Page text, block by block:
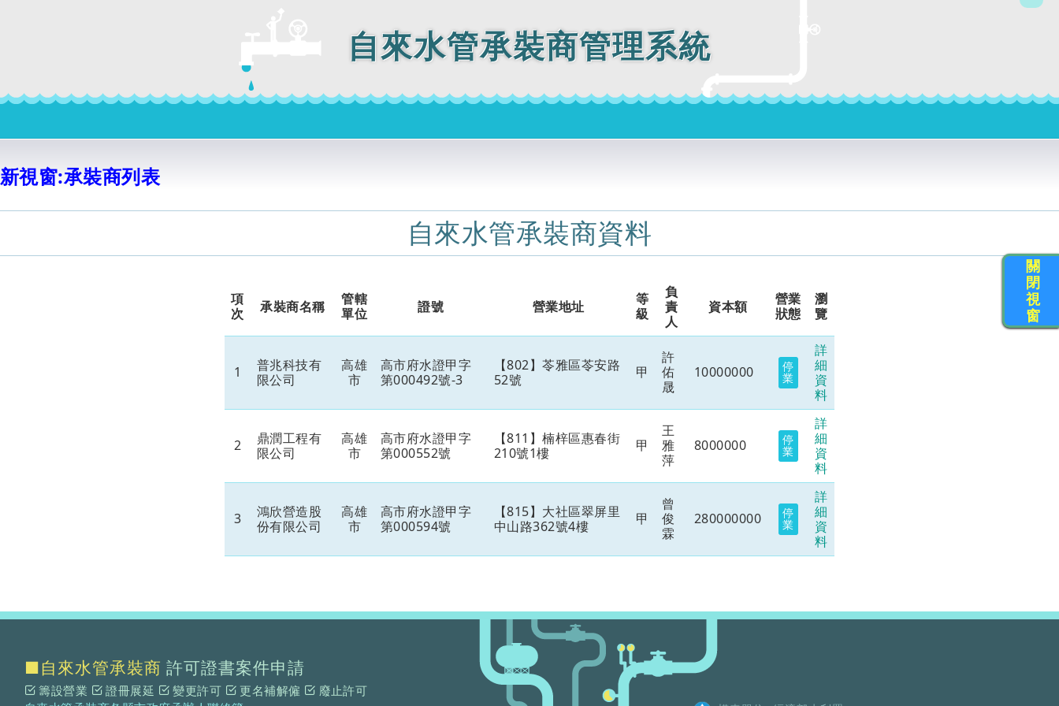
自來水管承裝商管理系統
新視窗:承裝商列表
自來水管承裝商資料
項
次
承裝商名稱
管轄
單位
證號 營業地址
等
級
負
責
人
資本額
營業
狀態
瀏
覽
1
普兆科技有
限公司
高雄
市
高市府水證甲字
第000492號-3
【802】苓雅區苓安路
52號
甲
許
佑
晟
10000000 停
業
詳
細
資
料
2
鼎潤工程有
限公司
高雄
市
高市府水證甲字
第000552號
【811】楠梓區惠春街
210號1樓
甲
王
雅
萍
8000000 停
業
詳
細
資
料
3
鴻欣營造股
份有限公司
高雄
市
高市府水證甲字
第000594號
【815】大社區翠屏里
中山路362號4樓
甲
曾
俊
霖
280000000 停
業
詳
細
資
料
關
閉
視
窗
■自來水管承裝商 許可證書案件申請
籌設營業 證冊展延 變更許可 更名補解僱
廢止許可